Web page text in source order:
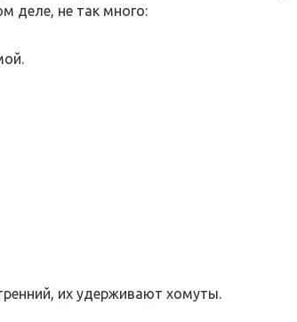
деле, не так много:
их удерживают хомуты.